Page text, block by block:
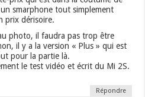
smarphone tout simplement
prix dérisoire.
photo, il faudra pas trop être
il y a la version « Plus » qui est
pour la partie là.
le test vidéo et écrit du Mi 2S.
Répondre